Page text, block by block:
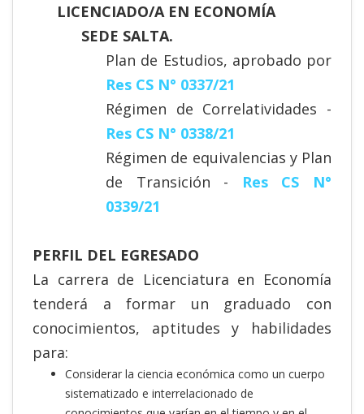
LICENCIADO/A EN ECONOMÍA
SEDE SALTA.
Plan de Estudios, aprobado por
Res CS N° 0337/21
Régimen de Correlatividades -
Res CS N° 0338/21
Régimen de equivalencias y Plan
de Transición -
Res CS N°
0339/21
PERFIL DEL EGRESADO
La carrera de Licenciatura en Economía
tenderá a formar un graduado con
conocimientos, aptitudes y habilidades
para:
Considerar la ciencia económica como un cuerpo
sistematizado e interrelacionado de